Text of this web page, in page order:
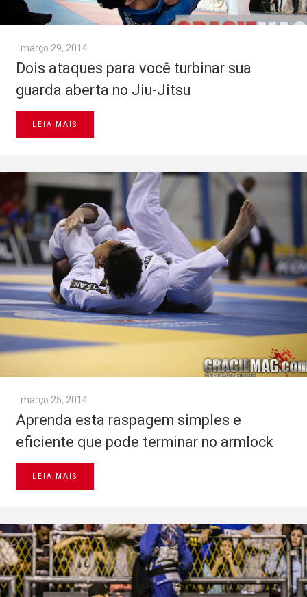
março 29, 2014
Dois ataques para você turbinar sua
guarda aberta no Jiu-Jitsu
LEIA MAIS
março 25, 2014
Aprenda esta raspagem simples e
eficiente que pode terminar no armlock
LEIA MAIS